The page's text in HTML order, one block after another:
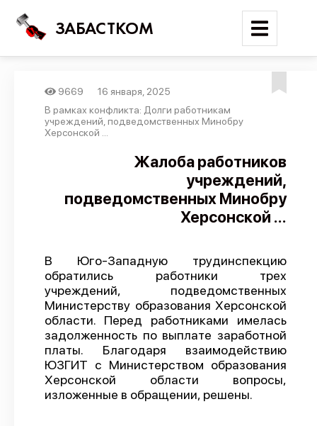
ЗАБАСТКОМ
Войти
Новости
Карта событий
Трудовые конфликты
Предложить публикацию
Справочник
API
О проекте
Политика конфиденциальности
9669
16 января, 2025
В рамках конфликта: Долги работникам
учреждений, подведомственных Минобру
Херсонской ...
Жалоба работников
учреждений,
подведомственных Минобру
Херсонской ...
В Юго-Западную трудинспекцию
обратились работники трех
учреждений, подведомственных
Министерству образования Херсонской
области. Перед работниками имелась
задолженность по выплате заработной
платы. Благодаря взаимодействию
ЮЗГИТ с Министерством образования
Херсонской области вопросы,
изложенные в обращении, решены.